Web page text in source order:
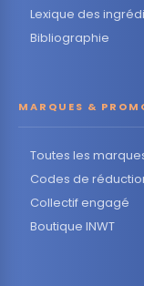
Lexique des
Bibliographie
MARQUES &
Toutes les
Codes de
Collectif engagé
Boutique INWT